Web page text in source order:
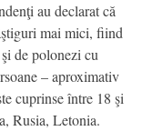
au declarat că
mai mici, fiind
de polonezi cu
– aproximativ
cuprinse între 18 şi
Rusia, Letonia.